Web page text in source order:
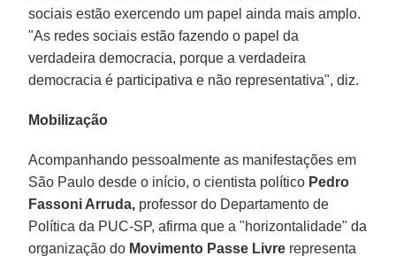
sociais estão exercendo um papel ainda mais amplo.
"As redes sociais estão fazendo o papel da
verdadeira democracia, porque a verdadeira
democracia é participativa e não representativa", diz.
Mobilização
Acompanhando pessoalmente as manifestações em
São Paulo desde o início, o cientista político Pedro
Fassoni Arruda, professor do Departamento de
Política da PUC-SP, afirma que a "horizontalidade" da
organização do Movimento Passe Livre representa